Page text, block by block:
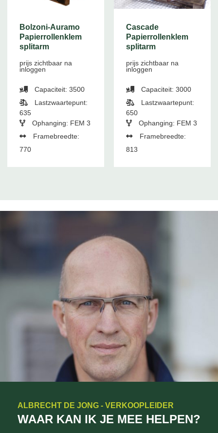
Bolzoni-Auramo
Papierrollenklem
splitarm
prijs zichtbaar na
inloggen
Capaciteit: 3500
Lastzwaartepunt:
635
Ophanging: FEM 3
Framebreedte:
770
Cascade
Papierrollenklem
splitarm
prijs zichtbaar na
inloggen
Capaciteit: 3000
Lastzwaartepunt:
650
Ophanging: FEM 3
Framebreedte:
813
ALBRECHT DE JONG - VERKOOPLEIDER
WAAR KAN IK JE MEE HELPEN?